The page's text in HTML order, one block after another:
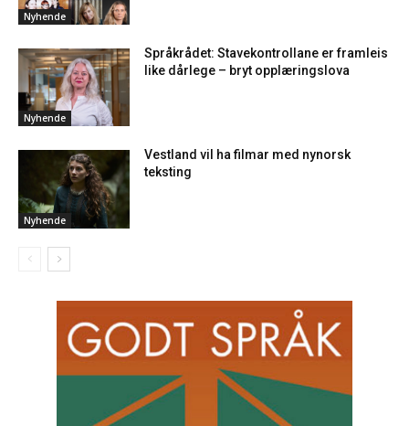
Nyhende
Nyhende
Språkrådet: Stavekontrollane er framleis
like dårlege – bryt opplæringslova
Nyhende
Vestland vil ha filmar med nynorsk
teksting